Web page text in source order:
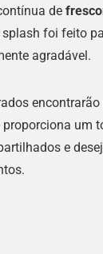
de
foi feito
agradável.
um
e